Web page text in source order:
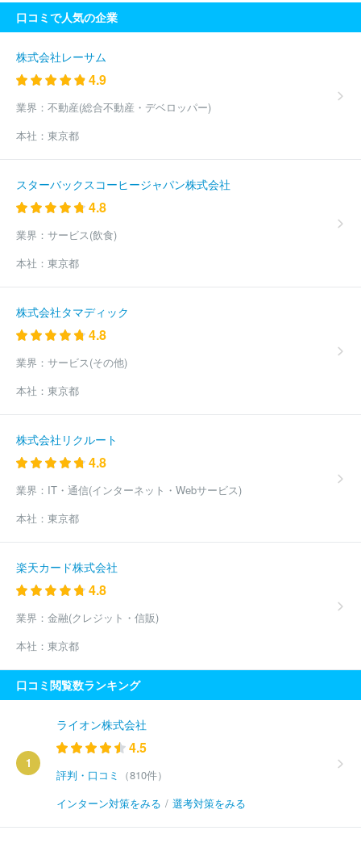
口コミで人気の企業
株式会社レーサム
4.9
業界： 不動産(総合不動産・デベロッパー)
本社： 東京都
スターバックスコーヒージャパン株式会社
4.8
業界： サービス(飲食)
本社： 東京都
株式会社タマディック
4.8
業界： サービス(その他)
本社： 東京都
株式会社リクルート
4.8
業界： IT・通信(インターネット・Webサービス)
本社： 東京都
楽天カード株式会社
4.8
業界： 金融(クレジット・信販)
本社： 東京都
口コミ閲覧数ランキング
1
ライオン株式会社
4.5
評判・口コミ
（810件）
インターン対策をみる / 選考対策をみる